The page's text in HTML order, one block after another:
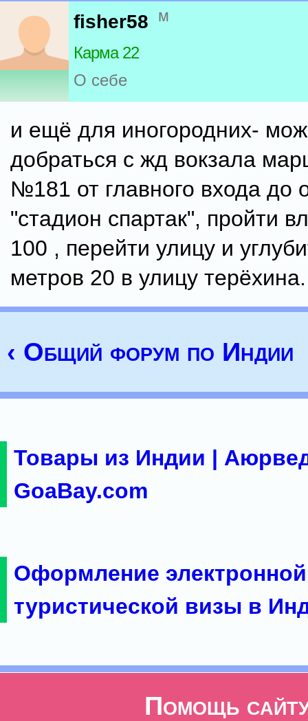
fisher58 м
Карма 22
О себе
и ещё для иногородних-
добраться с жд вокзала
№181 от главного входа до
"стадион спартак", пройти
100 , перейти улицу и
метров 20 в улицу терёхина.
‹ Общий форум по Индии
Товары из Индии |
GoaBay.com
Оформление электронной
туристической визы в
Помощь